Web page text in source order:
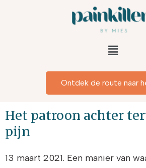
Menu
Ontdek de route naar
Het patroon achter
pijn
13 maart 2021. Een manier van